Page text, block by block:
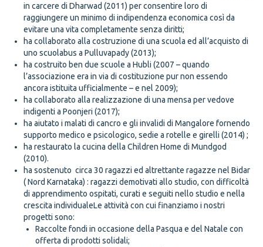
in carcere di Dharwad (2011) per consentire loro di
raggiungere un minimo di indipendenza economica così da
evitare una vita completamente senza diritti;
ha collaborato alla costruzione di una scuola ed all’acquisto di
uno scuolabus a Pulluvapady (2013);
ha costruito ben due scuole a Hubli (2007 – quando
l’associazione era in via di costituzione pur non essendo
ancora istituita ufficialmente – e nel 2009);
ha collaborato alla realizzazione di una mensa per vedove
indigenti a Poonjeri (2017);
ha aiutato i malati di cancro e gli invalidi di Mangalore fornendo
supporto medico e psicologico, sedie a rotelle e girelli (2014) ;
ha restaurato la cucina della Children Home di Mundgod
(2010).
ha sostenuto circa 30 ragazzi ed altrettante ragazze nel Bidar
( Nord Karnataka) : ragazzi demotivati allo studio, con difficoltà
di apprendimento ospitati, curati e seguiti nello studio e nella
crescita individualeLe attività con cui finanziamo i nostri
progetti sono:
Raccolte fondi in occasione della Pasqua e del Natale con
offerta di prodotti solidali;